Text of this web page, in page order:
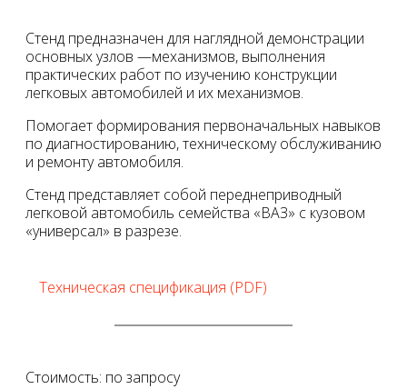
Стенд предназначен для наглядной демонстрации
основных узлов —механизмов, выполнения
практических работ по изучению конструкции
легковых автомобилей и их механизмов.
Помогает формирования первоначальных навыков
по диагностированию, техническому обслуживанию
и ремонту автомобиля.
Стенд представляет собой переднеприводный
легковой автомобиль семейства «ВАЗ» с кузовом
«универсал» в разрезе.
Техническая спецификация (PDF)
Техническая спецификация (PDF)
Стоимость: по запросу